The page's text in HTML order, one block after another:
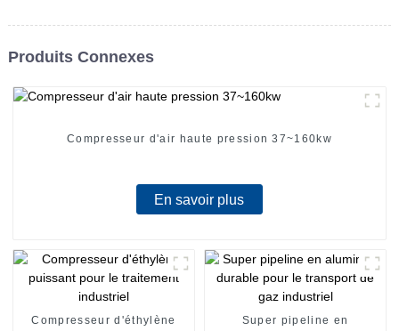
Produits Connexes
Compresseur d'air haute pression 37~160kw
En savoir plus
Compresseur d'éthylène
Super pipeline en